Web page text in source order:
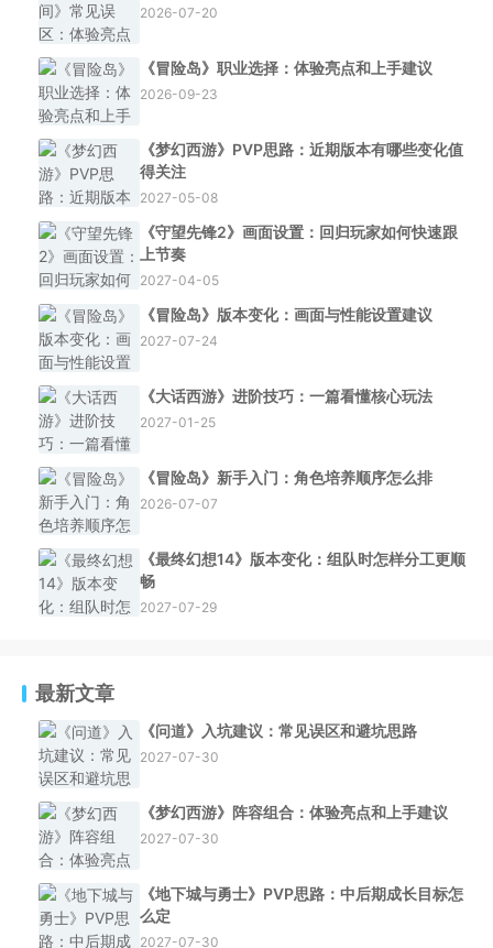
2026-07-20
《冒险岛》职业选择：体验亮点和上手建议
2026-09-23
《梦幻西游》PVP思路：近期版本有哪些变化值
得关注
2027-05-08
《守望先锋2》画面设置：回归玩家如何快速跟
上节奏
2027-04-05
《冒险岛》版本变化：画面与性能设置建议
2027-07-24
《大话西游》进阶技巧：一篇看懂核心玩法
2027-01-25
《冒险岛》新手入门：角色培养顺序怎么排
2026-07-07
《最终幻想14》版本变化：组队时怎样分工更顺
畅
2027-07-29
最新文章
《问道》入坑建议：常见误区和避坑思路
2027-07-30
《梦幻西游》阵容组合：体验亮点和上手建议
2027-07-30
《地下城与勇士》PVP思路：中后期成长目标怎
么定
2027-07-30